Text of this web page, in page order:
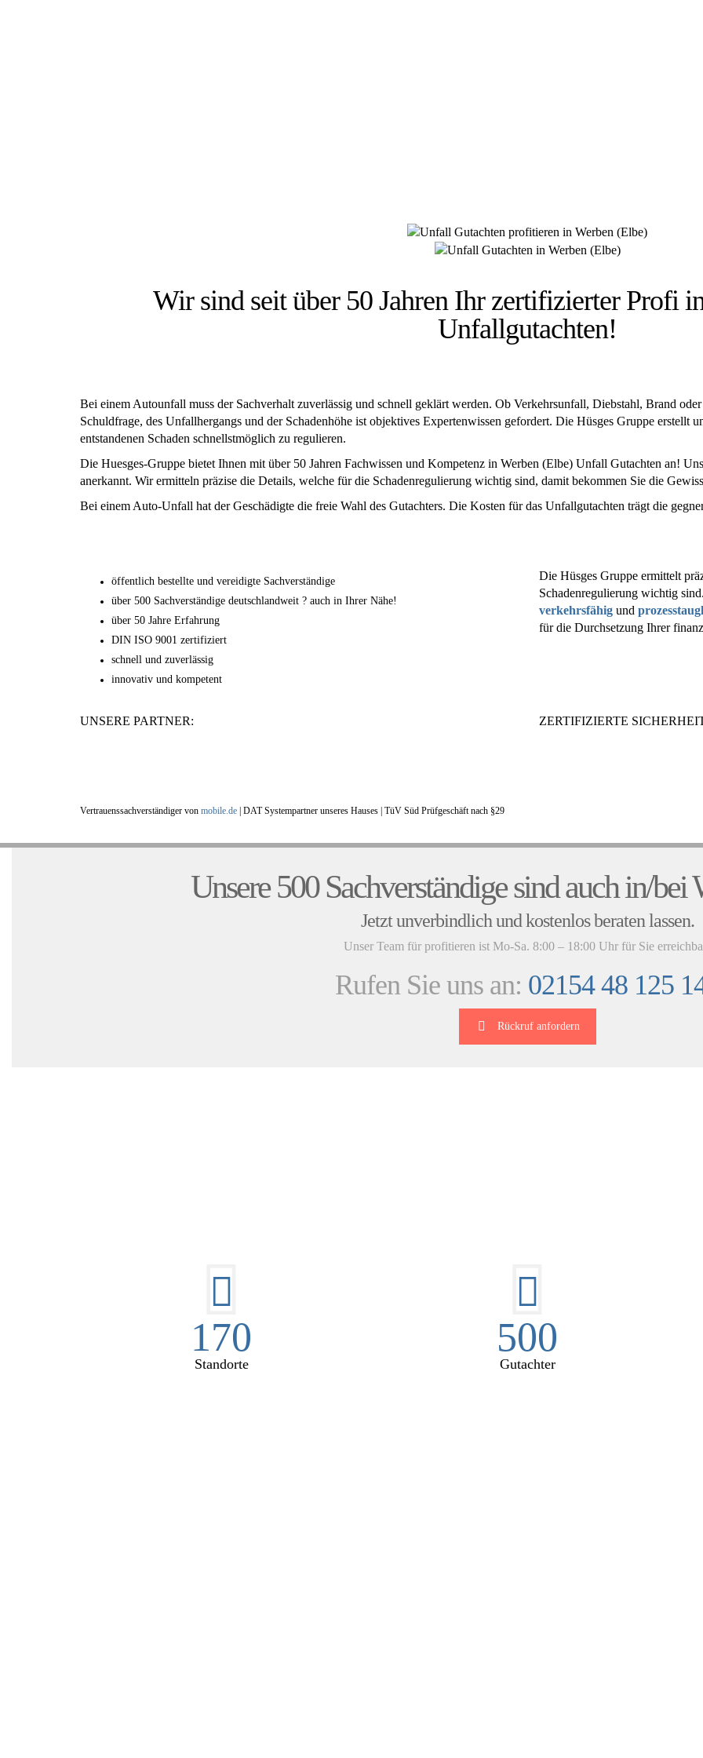
Wir sind seit über 50 Jahren Ihr zertifizierter Profi
Unfallgutachten!
Bei einem Autounfall muss der Sachverhalt zuverlässig und schnell geklärt werden. Ob Verkehrsunfall, Diebstahl, Brand
Schuldfrage, des Unfallhergangs und der Schadenhöhe ist objektives Expertenwissen gefordert. Die Hüsges Gruppe erstellt
entstandenen Schaden schnellstmöglich zu regulieren.
Die Huesges-Gruppe bietet Ihnen mit über 50 Jahren Fachwissen und Kompetenz in Werben (Elbe) Unfall Gutachten an!
anerkannt. Wir ermitteln präzise die Details, welche für die Schadenregulierung wichtig sind, damit bekommen Sie die
Bei einem Auto-Unfall hat der Geschädigte die freie Wahl des Gutachters. Die Kosten für das Unfallgutachten trägt die
öffentlich bestellte und vereidigte Sachverständige
über 500 Sachverständige deutschlandweit ? auch in Ihrer Nähe!
über 50 Jahre Erfahrung
DIN ISO 9001 zertifiziert
schnell und zuverlässig
innovativ und kompetent
Die Hüsges Gruppe ermittelt
Schadenregulierung wichtig
verkehrsfähig und
für die Durchsetzung Ihrer
UNSERE PARTNER: ZERTIFIZIERTE
Vertrauenssachverständiger von mobile.de DAT Systempartner unseres Hauses | TüV Süd Prüfgeschäft nach §29
UNSERE KUNDENSTIMMEN:
Unsere 500 Sachverständige sind auch in/bei
Jetzt unverbindlich und kostenlos beraten lassen.
Unser Team für profitieren ist Mo-Sa. 8:00 – 18:00 Uhr für Sie
Rufen Sie uns an: 02154 48 125
Rückruf anfordern
170
Standorte
500
Gutachter